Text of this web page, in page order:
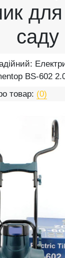
саду
BS-602
товар: (0)